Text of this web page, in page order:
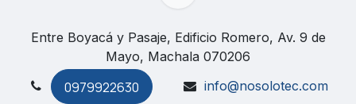
Entre Boyacá y Pasaje, Edificio Romero, Av. 9 de
Mayo, Machala 070206
0979922630 info@nosolotec.com